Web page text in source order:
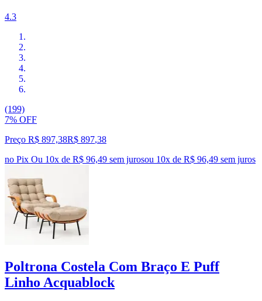
4.3
(199)
7% OFF
Preço R$ 897,38R$ 897,38
no Pix Ou 10x de R$ 96,49 sem jurosou 10x de R$ 96,49 sem juros
Poltrona Costela Com Braço E Puff
Linho Acquablock